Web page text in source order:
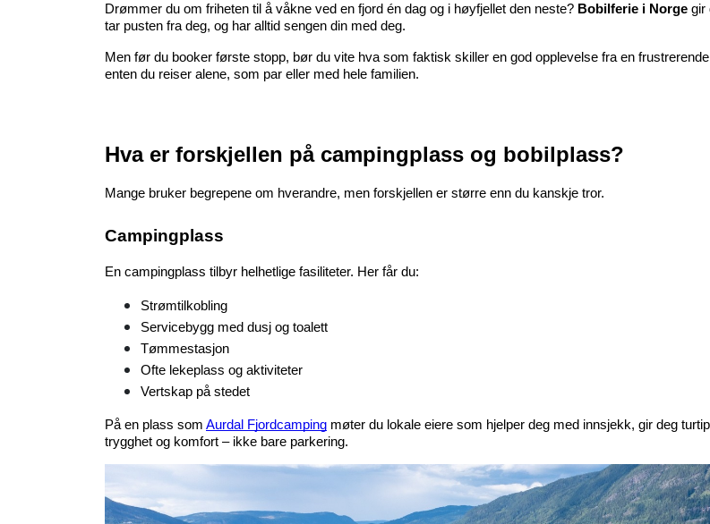
Drømmer du om friheten til å våkne ved en fjord én dag og i høyfjellet den neste? Bobilferie i Norge gir
tar pusten fra deg, og har alltid sengen din med deg.
Men før du booker første stopp, bør du vite hva som faktisk skiller en god opplevelse fra en
enten du reiser alene, som par eller med hele familien.
Hva er forskjellen på campingplass og bobilplass?
Mange bruker begrepene om hverandre, men forskjellen er større enn du kanskje tror.
Campingplass
En campingplass tilbyr helhetlige fasiliteter. Her får du:
Strømtilkobling
Servicebygg med dusj og toalett
Tømmestasjon
Ofte lekeplass og aktiviteter
Vertskap på stedet
På en plass som Aurdal Fjordcamping møter du lokale eiere som hjelper deg med innsjekk, gir deg
trygghet og komfort – ikke bare parkering.